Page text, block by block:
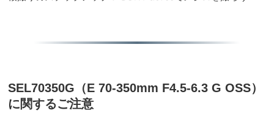
SEL70350G（E 70-350mm F4.5-6.3 G OSS）
に関するご注意